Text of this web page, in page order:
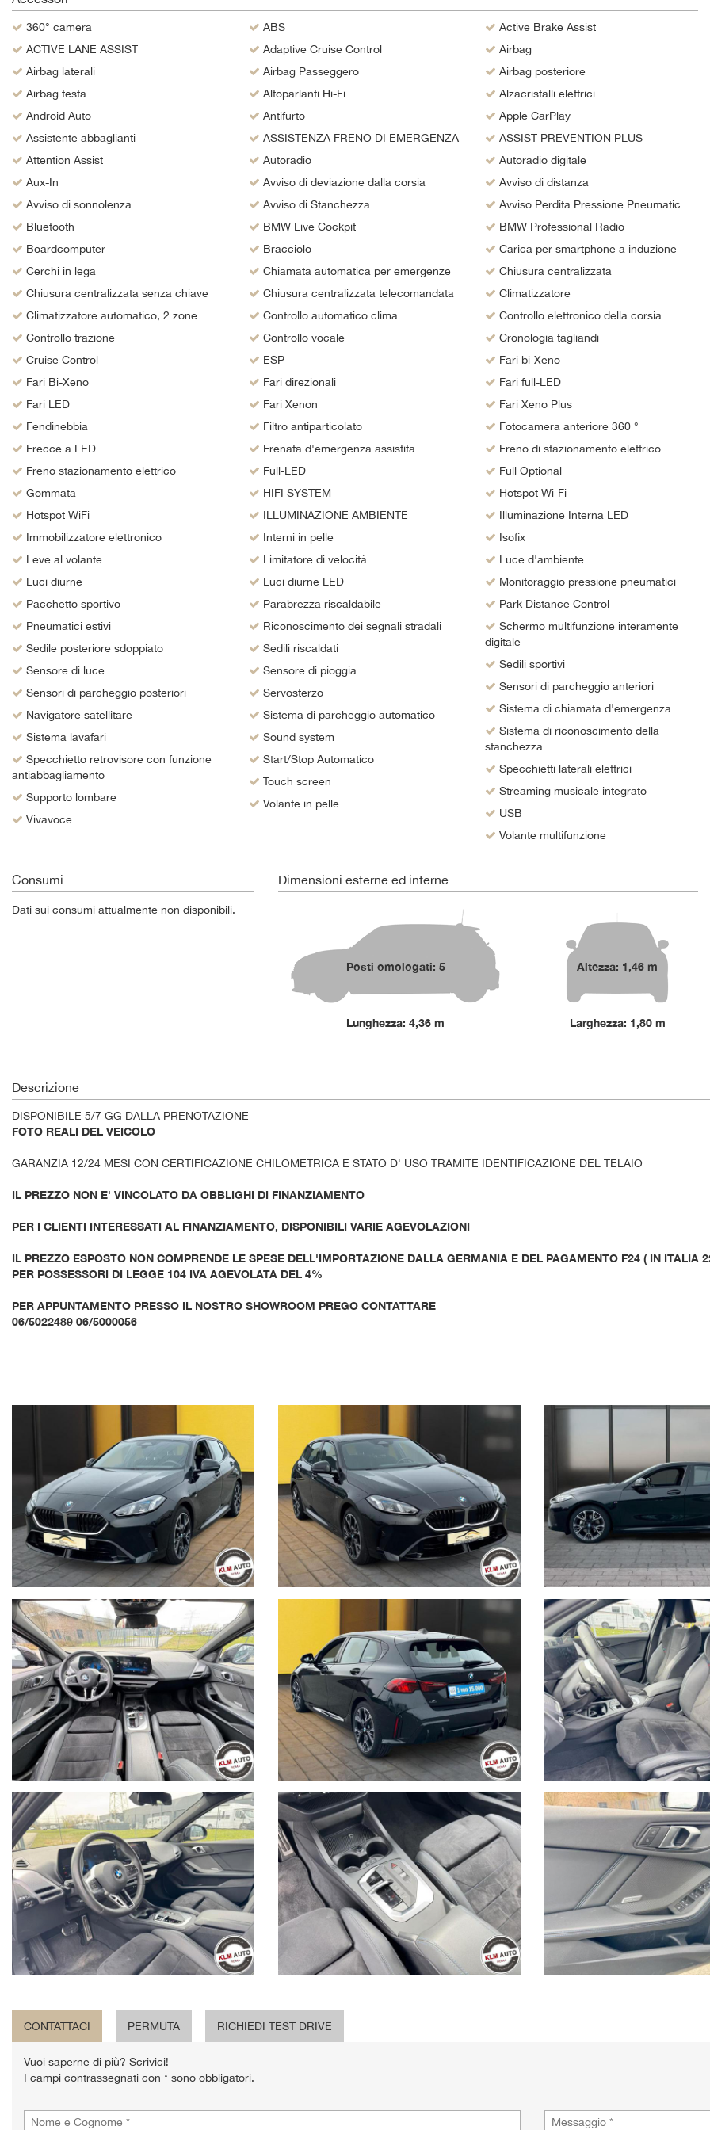
360° camera
ACTIVE LANE ASSIST
Airbag laterali
Airbag testa
Android Auto
Assistente abbaglianti
Attention Assist
Aux-In
Avviso di sonnolenza
Bluetooth
Boardcomputer
Cerchi in lega
Chiusura centralizzata senza chiave
Climatizzatore automatico, 2 zone
Controllo trazione
Cruise Control
Fari Bi-Xeno
Fari LED
Fendinebbia
Frecce a LED
Freno stazionamento elettrico
Gommata
Hotspot WiFi
Immobilizzatore elettronico
Leve al volante
Luci diurne
Pacchetto sportivo
Pneumatici estivi
Sedile posteriore sdoppiato
Sensore di luce
Sensori di parcheggio posteriori
Navigatore satellitare
Sistema lavafari
Specchietto retrovisore con funzione
antiabbagliamento
Supporto lombare
Vivavoce
ABS
Adaptive Cruise Control
Airbag Passeggero
Altoparlanti Hi-Fi
Antifurto
ASSISTENZA FRENO DI EMERGENZA
Autoradio
Avviso di deviazione dalla corsia
Avviso di Stanchezza
BMW Live Cockpit
Bracciolo
Chiamata automatica per emergenze
Chiusura centralizzata telecomandata
Controllo automatico clima
Controllo vocale
ESP
Fari direzionali
Fari Xenon
Filtro antiparticolato
Frenata d'emergenza assistita
Full-LED
HIFI SYSTEM
ILLUMINAZIONE AMBIENTE
Interni in pelle
Limitatore di velocità
Luci diurne LED
Parabrezza riscaldabile
Riconoscimento dei segnali stradali
Sedili riscaldati
Sensore di pioggia
Servosterzo
Sistema di parcheggio automatico
Sound system
Start/Stop Automatico
Touch screen
Volante in pelle
Active Brake Assist
Airbag
Airbag posteriore
Alzacristalli elettrici
Apple CarPlay
ASSIST PREVENTION PLUS
Autoradio digitale
Avviso di distanza
Avviso Perdita Pressione Pneumatic
BMW Professional Radio
Carica per smartphone a induzione
Chiusura centralizzata
Climatizzatore
Controllo elettronico della corsia
Cronologia tagliandi
Fari bi-Xeno
Fari full-LED
Fari Xeno Plus
Fotocamera anteriore 360 °
Freno di stazionamento elettrico
Full Optional
Hotspot Wi-Fi
Illuminazione Interna LED
Isofix
Luce d'ambiente
Monitoraggio pressione pneumatici
Park Distance Control
Schermo multifunzione interamente
digitale
Sedili sportivi
Sensori di parcheggio anteriori
Sistema di chiamata d'emergenza
Sistema di riconoscimento della
stanchezza
Specchietti laterali elettrici
Streaming musicale integrato
USB
Volante multifunzione
Consumi
Dati sui consumi attualmente non disponibili.
Dimensioni esterne ed interne
Posti omologati: 5
Lunghezza: 4,36 m
Altezza: 1,46 m
Larghezza: 1,80 m
Descrizione
DISPONIBILE 5/7 GG DALLA PRENOTAZIONE
FOTO REALI DEL VEICOLO
GARANZIA 12/24 MESI CON CERTIFICAZIONE CHILOMETRICA E STATO D' USO TRAMITE IDENTIFICAZIONE DEL TELAIO
IL PREZZO NON E' VINCOLATO DA OBBLIGHI DI FINANZIAMENTO
PER I CLIENTI INTERESSATI AL FINANZIAMENTO, DISPONIBILI VARIE AGEVOLAZIONI
IL PREZZO ESPOSTO NON COMPRENDE LE SPESE DELL'IMPORTAZIONE DALLA GERMANIA E DEL PAGAMENTO F24 ( IN ITALIA
PER POSSESSORI DI LEGGE 104 IVA AGEVOLATA DEL 4%
PER APPUNTAMENTO PRESSO IL NOSTRO SHOWROOM PREGO CONTATTARE
06/5022489 06/5000056
CONTATTACI PERMUTA RICHIEDI TEST DRIVE
Vuoi saperne di più? Scrivici!
I campi contrassegnati con * sono obbligatori.
questi
strumenti
di
si
rimanda
alla
policy.
Puoi
modificare
le
scelte
in
momento.
Cookie per il miglioramento dell'esperienza utente
Cookie analitici
Cookie di marketing